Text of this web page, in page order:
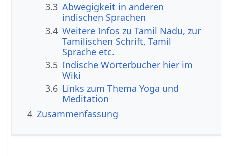
3.3 Abwegigkeit in anderen
indischen Sprachen
3.4 Weitere Infos zu Tamil Nadu, zur
Tamilischen Schrift, Tamil
Sprache etc.
3.5 Indische Wörterbücher hier im
Wiki
3.6 Links zum Thema Yoga und
Meditation
4 Zusammenfassung